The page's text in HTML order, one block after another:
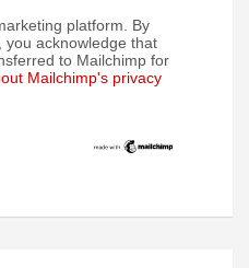
platform. By
you acknowledge that
to Mailchimp for
Mailchimp's privacy